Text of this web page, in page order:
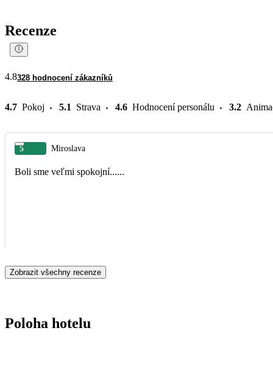
Recenze
4.8328 hodnocení zákazníků
4.7 Pokoj 5.1 Strava 4.6 Hodnocení personálu 3.2
5 Miroslava
Boli sme veľmi spokojní......
Zobrazit všechny recenze
Poloha hotelu